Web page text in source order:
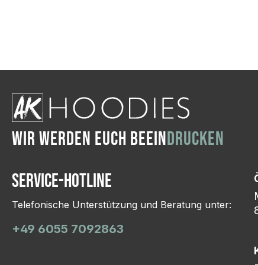
Hasselroth
Wir ändern das
WIR WERDEN EUCH BEEINDRUCKEN
Service-Hotline
Telefonische Unterstützung und Beratung unter:
+49 6055 7092863